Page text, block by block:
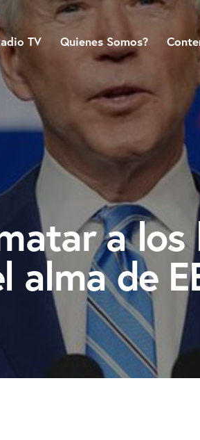
TV Quienes Somos?
a
alma de